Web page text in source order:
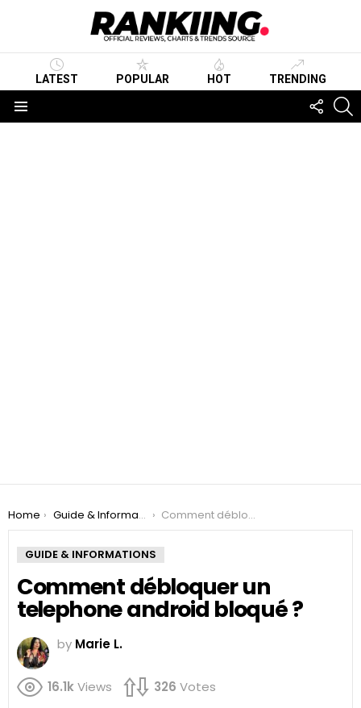
LATEST POPULAR HOT TRENDING
US
You are here:
Home Guide & Informations Comment débloquer un telephone android bloqué ?
GUIDE & INFORMATIONS
Comment débloquer un
telephone android bloqué ?
by Marie L.
16.1kViews 326 Votes